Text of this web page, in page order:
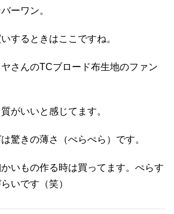
ーワン。
するときはここですね。
さんのTCブロード布生地のファン
がいいと感じてます。
驚きの薄さ（ぺらぺら）です。
いもの作る時は買ってます。ぺらす
いです（笑）